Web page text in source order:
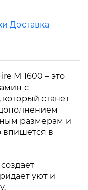
Доставка
М 1600 – это
с
станет
размерам и
впишется в
уют и